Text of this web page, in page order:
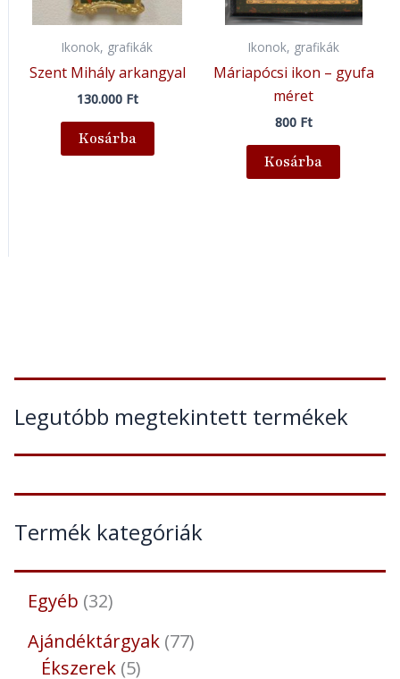
Legutóbb megtekintett termékek
Termék kategóriák
Egyéb 32
Ajándéktárgyak 77
Ékszerek 5
Ikonok, grafikák
Szent Mihály arkangyal
130.000 Ft
Kosárba
Ikonok, grafikák
Máriapócsi ikon – gyufa
méret
800 Ft
Kosárba